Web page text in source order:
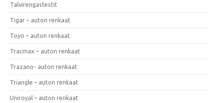
Talvirengastestit
Tigar – auton renkaat
Toyo – auton renkaat
Tracmax – auton renkaat
Trazano- auton renkaat
Triangle – auton renkaat
Uniroyal – auton renkaat